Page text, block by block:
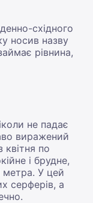
східного
носив назву
рівнина,
не падає
виражений
по
і брудне,
метра. У цей
серферів, а